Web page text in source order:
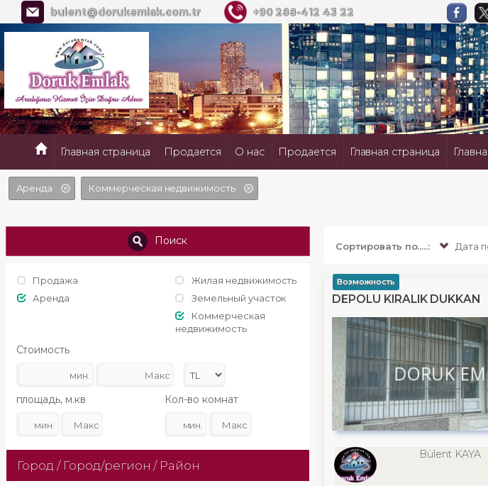
bulent@dorukemlak.com.tr +90 288-412 43 22
Главная страница Продается О нас Продается Главная страница
Аренда Коммерческая недвижимость
Поиск
Продажа
Аренда
Жилая недвижимость
Земельный участок
Коммерческая
недвижимость
Стоимость
площадь, м.кв Кол-во комнат
Город / Город/регион / Район
Сортировать по.....: Дата
Возможность
DEPOLU KIRALIK DÜKKAN
Bülent KAYA